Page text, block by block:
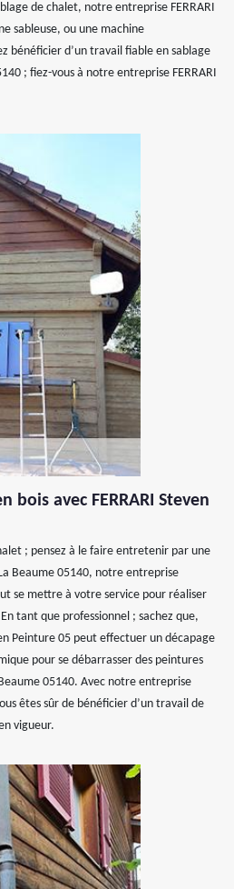
de chalet, notre entreprise FERRARI
sableuse, ou une machine
bénéficier d’un travail fiable en sablage
; fiez-vous à notre entreprise FERRARI
bois avec FERRARI Steven
; pensez à le faire entretenir par une
Beaume 05140, notre entreprise
se mettre à votre service pour réaliser
tant que professionnel ; sachez que,
Peinture 05 peut effectuer un décapage
pour se débarrasser des peintures
05140. Avec notre entreprise
êtes sûr de bénéficier d’un travail de
vigueur.